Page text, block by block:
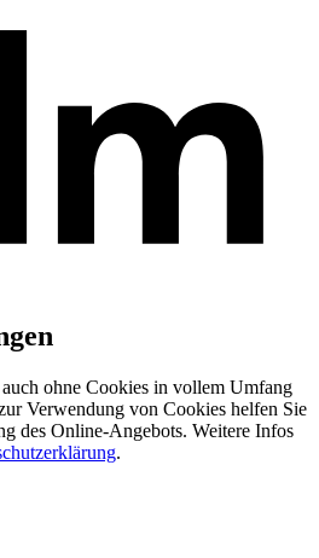
ohne Cookies in vollem Umfang
Verwendung von Cookies helfen Sie
des Online-Angebots. Weitere Infos
.